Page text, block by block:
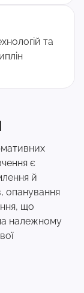
та
є
й
опанування
що
належному